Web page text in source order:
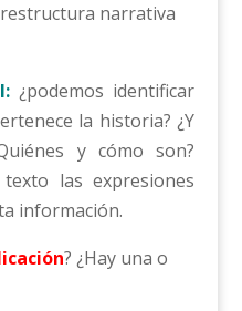
narrativa
¿podemos identificar
la historia? ¿Y
y cómo son?
las expresiones
información.
? ¿Hay una o